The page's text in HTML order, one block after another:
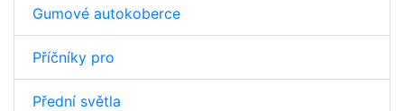
Gumové autokoberce
Příčníky pro
Přední světla